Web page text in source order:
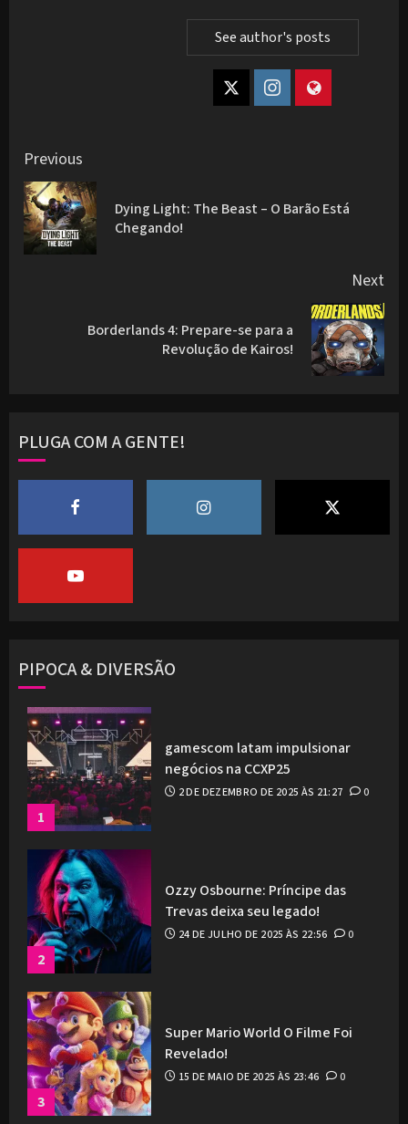
See author's posts
Post
navigation
Previous
Dying Light: The Beast – O Barão Está
Chegando!
Next
Borderlands 4: Prepare-se para a
Revolução de Kairos!
PLUGA COM A GENTE!
PIPOCA & DIVERSÃO
1
gamescom latam impulsionar
negócios na CCXP25
2 DE DEZEMBRO DE 2025 ÀS 21:27 0
2
Ozzy Osbourne: Príncipe das
Trevas deixa seu legado!
24 DE JULHO DE 2025 ÀS 22:56 0
3
Super Mario World O Filme Foi
Revelado!
15 DE MAIO DE 2025 ÀS 23:46 0